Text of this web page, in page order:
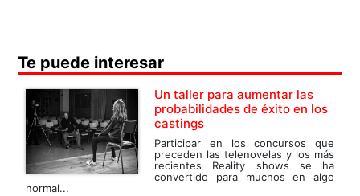
Te puede interesar
Un taller para aumentar las
probabilidades de éxito en los
castings
Participar en los concursos que
preceden las telenovelas y los más
recientes Reality shows se ha
convertido para muchos en algo
normal...